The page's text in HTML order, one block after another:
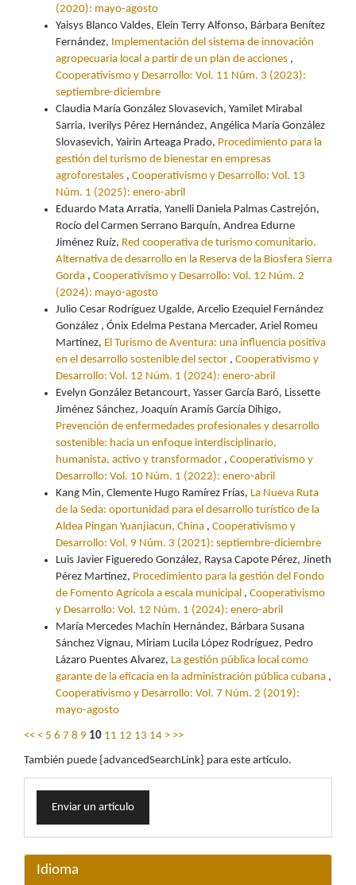
(2020): mayo-agosto
Yaisys Blanco Valdes, Elein Terry Alfonso, Bárbara Benítez
Fernández, Implementación del sistema de innovación
agropecuaria local a partir de un plan de acciones ,
Cooperativismo y Desarrollo: Vol. 11 Núm. 3 (2023):
septiembre-diciembre
Claudia María González Slovasevich, Yamilet Mirabal
Sarria, Iverilys Pérez Hernández, Angélica María González
Slovasevich, Yairin Arteaga Prado, Procedimiento para la
gestión del turismo de bienestar en empresas
agroforestales , Cooperativismo y Desarrollo: Vol. 13
Núm. 1 (2025): enero-abril
Eduardo Mata Arratia, Yanelli Daniela Palmas Castrejón,
Rocío del Carmen Serrano Barquín, Andrea Edurne
Jiménez Ruíz, Red cooperativa de turismo comunitario.
Alternativa de desarrollo en la Reserva de la Biosfera Sierra
Gorda , Cooperativismo y Desarrollo: Vol. 12 Núm. 2
(2024): mayo-agosto
Julio Cesar Rodríguez Ugalde, Arcelio Ezequiel Fernández
González , Ónix Edelma Pestana Mercader, Ariel Romeu
Martínez, El Turismo de Aventura: una influencia positiva
en el desarrollo sostenible del sector , Cooperativismo y
Desarrollo: Vol. 12 Núm. 1 (2024): enero-abril
Evelyn González Betancourt, Yasser García Baró, Lissette
Jiménez Sánchez, Joaquín Aramís García Dihigo,
Prevención de enfermedades profesionales y desarrollo
sostenible: hacia un enfoque interdisciplinario,
humanista, activo y transformador , Cooperativismo y
Desarrollo: Vol. 10 Núm. 1 (2022): enero-abril
Kang Min, Clemente Hugo Ramírez Frías, La Nueva Ruta
de la Seda: oportunidad para el desarrollo turístico de la
Aldea Pingan Yuanjiacun, China , Cooperativismo y
Desarrollo: Vol. 9 Núm. 3 (2021): septiembre-diciembre
Luis Javier Figueredo González, Raysa Capote Pérez, Jineth
Pérez Martínez, Procedimiento para la gestión del Fondo
de Fomento Agrícola a escala municipal , Cooperativismo
y Desarrollo: Vol. 12 Núm. 1 (2024): enero-abril
María Mercedes Machín Hernández, Bárbara Susana
Sánchez Vignau, Miriam Lucila López Rodríguez, Pedro
Lázaro Puentes Alvarez, La gestión pública local como
garante de la eficacia en la administración pública cubana ,
Cooperativismo y Desarrollo: Vol. 7 Núm. 2 (2019):
mayo-agosto
<< < 5 6 7 8 9 10 11 12 13 14 > >>
También puede {advancedSearchLink} para este artículo.
Enviar
unEnviar un artículo
Idioma